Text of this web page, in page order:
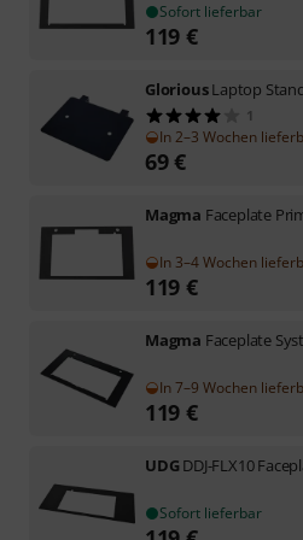
Sofort lieferbar
119 €
GloriousLaptop
1
In 2–3 Wochen
69€
Magma Faceplate
In 3–4 Wochen
119 €
Magma Faceplate
In 7–9 Wochen
119 €
UDGDDJ-FLX10
Sofort lieferbar